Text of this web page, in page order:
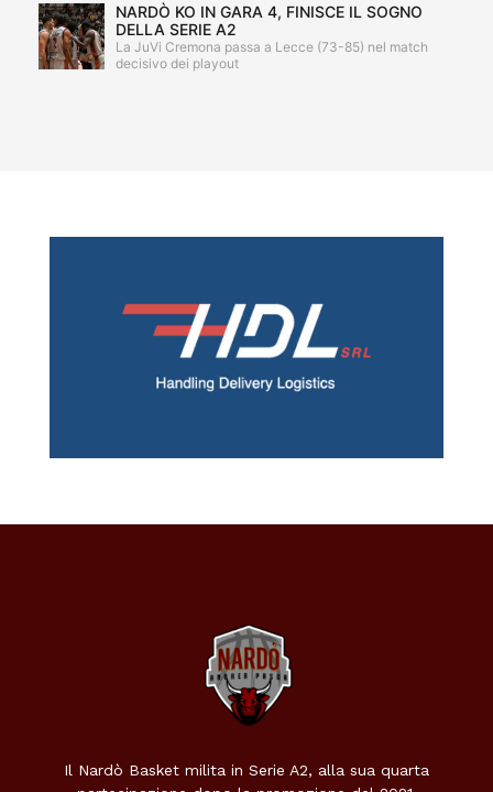
NARDÒ KO IN GARA 4, FINISCE IL SOGNO
DELLA SERIE A2
La JuVi Cremona passa a Lecce (73-85) nel match
decisivo dei playout
Il Nardò Basket milita in Serie A2, alla sua quarta